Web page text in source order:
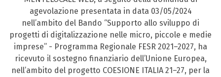
agevolazione presentata in data 03/05/2024
nell’ambito del Bando “Supporto allo sviluppo di
progetti di digitalizzazione nelle micro, piccole e medie
imprese” - Programma Regionale FESR 2021–2027, ha
ricevuto il sostegno finanziario dell’Unione Europea,
nell’ambito del progetto COESIONE ITALIA 21–27, per la